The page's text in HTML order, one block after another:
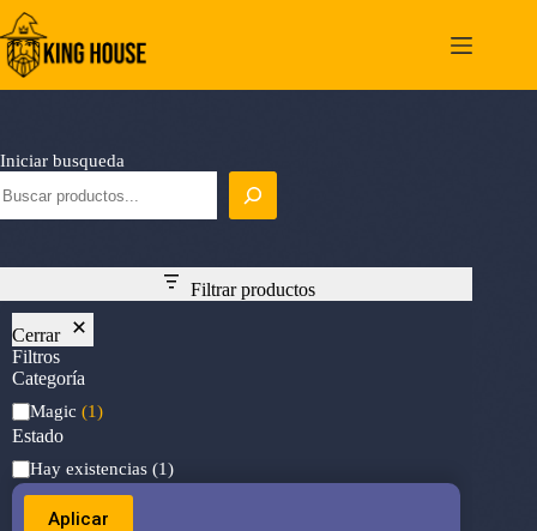
Saltar
al
contenido
Iniciar busqueda
Filtrar productos
Cerrar
Filtros
Categoría
Categoría
Magic (1)
Estado
Estado
Hay existencias (1)
Aplicar